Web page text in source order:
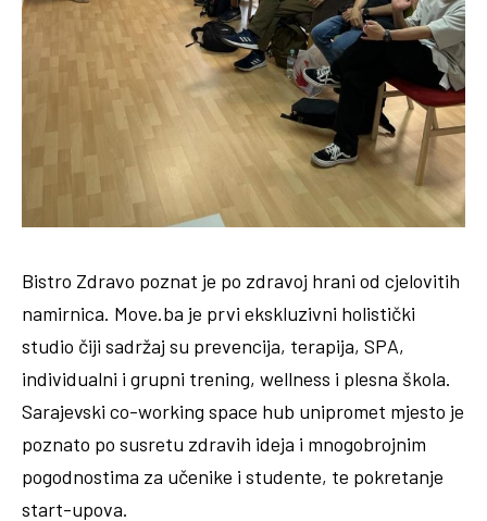
Bistro Zdravo poznat je po zdravoj hrani od cjelovitih
namirnica. Move.ba je prvi ekskluzivni holistički
studio čiji sadržaj su prevencija, terapija, SPA,
individualni i grupni trening, wellness i plesna škola.
Sarajevski co-working space hub unipromet mjesto je
poznato po susretu zdravih ideja i mnogobrojnim
pogodnostima za učenike i studente, te pokretanje
start-upova.